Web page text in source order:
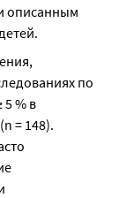
описанным
по
% в
= 148).